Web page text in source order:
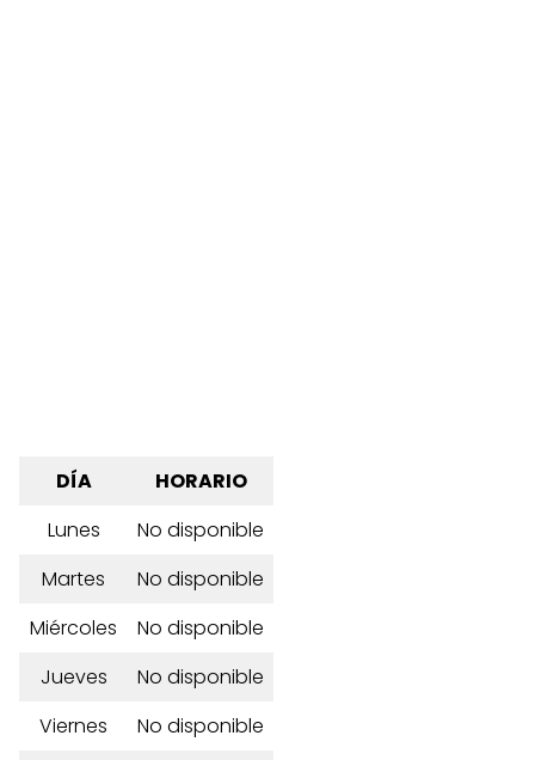
DÍA
HORARIO
Lunes
No disponible
Martes
No disponible
Miércoles
No disponible
Jueves
No disponible
Viernes
No disponible